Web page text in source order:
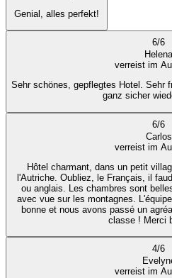
Genial, alles perfekt!
6/6
Helena
verreist im
Sehr schönes, gepflegtes Hotel. Sehr
ganz sicher
6/6
Carlos
verreist im
Hôtel charmant, dans un petit
l'Autriche. Oubliez, le Français, il
ou anglais. Les chambres sont
avec vue sur les montagnes.
bonne et nous avons passé un
classe ! Merci
4/6
verreist im